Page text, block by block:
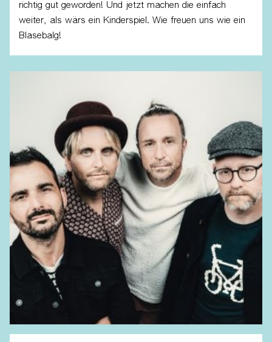
richtig gut geworden! Und jetzt machen die einfach
weiter, als wärs ein Kinderspiel. Wie freuen uns wie ein
Blasebalg!